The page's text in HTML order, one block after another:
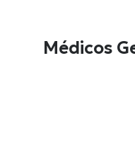
Médicos